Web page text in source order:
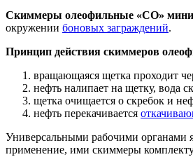
Скиммеры олеофильные «СО» мини
окружении боновых заграждений.
Принцип действия скиммеров
вращающаяся щетка проходит
нефть налипает на щетку, вода
щетка очищается о скребок и
нефть перекачивается
Универсальными рабочими органами
применение, ими скиммеры